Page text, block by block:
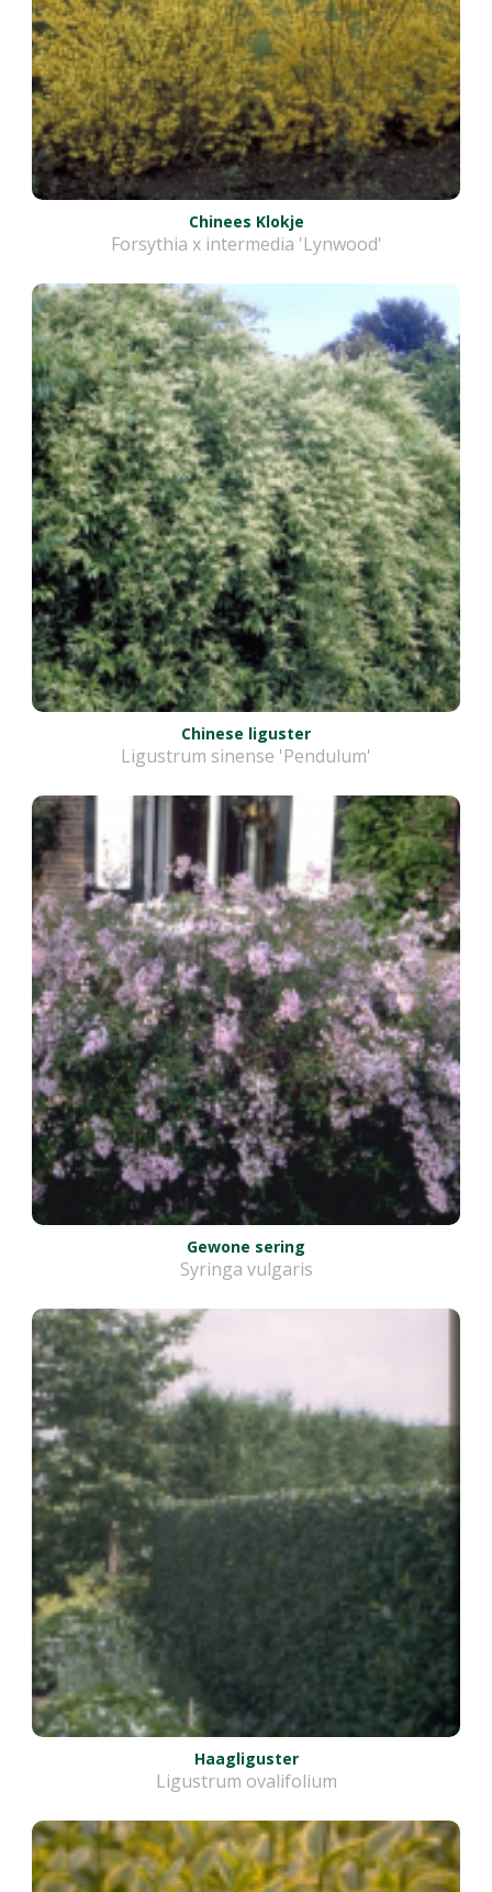
Chinees Klokje
Forsythia x intermedia 'Lynwood'
Chinese liguster
Ligustrum sinense 'Pendulum'
Gewone sering
Syringa vulgaris
Haagliguster
Ligustrum ovalifolium